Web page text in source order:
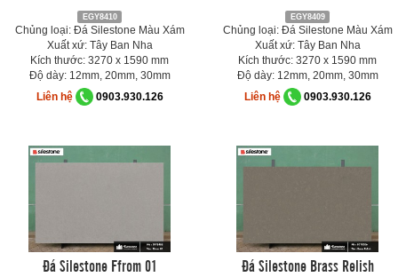
EGY8410
Chủng loại: Đá Silestone Màu Xám
Xuất xứ: Tây Ban Nha
Kích thước: 3270 x 1590 mm
Độ dày: 12mm, 20mm, 30mm
Liên hệ
0903.930.126
EGY8409
Chủng loại: Đá Silestone Màu Xám
Xuất xứ: Tây Ban Nha
Kích thước: 3270 x 1590 mm
Độ dày: 12mm, 20mm, 30mm
Liên hệ
0903.930.126
Đá Silestone Ffrom 01 Đá Silestone Brass Relish